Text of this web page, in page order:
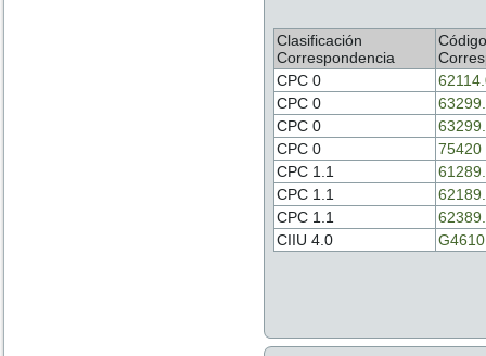
Clasificación
Correspondencia
Código
CPC 0
CPC 0
CPC 0
CPC 0
75420
CPC 1.1
CPC 1.1
CPC 1.1
CIIU 4.0